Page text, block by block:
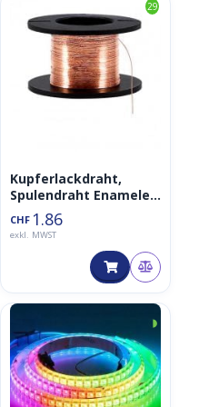
29
Kupferlackdraht,
Spulendraht Enameled
0.1mm 15m
CHF 1.86
exkl. MWST
◑